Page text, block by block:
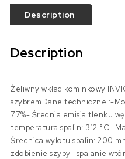
Description
Description
Żeliwny wkład kominkowy
szybremDane techniczne :-
77%- Średnia emisja tlenku
temperatura spalin: 312 °C-
Średnica wylotu spalin: 200
zdobienie szyby- spalanie